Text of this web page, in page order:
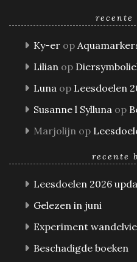
recente
Ky-er op
Lilian op
Luna op Leesdoelen
Susanne l Sylluna op
Marjolijn op
recente
Leesdoelen 2026
Gelezen in juni
Experiment
Beschadigde boeken